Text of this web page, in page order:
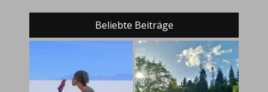
Beliebte Beiträge